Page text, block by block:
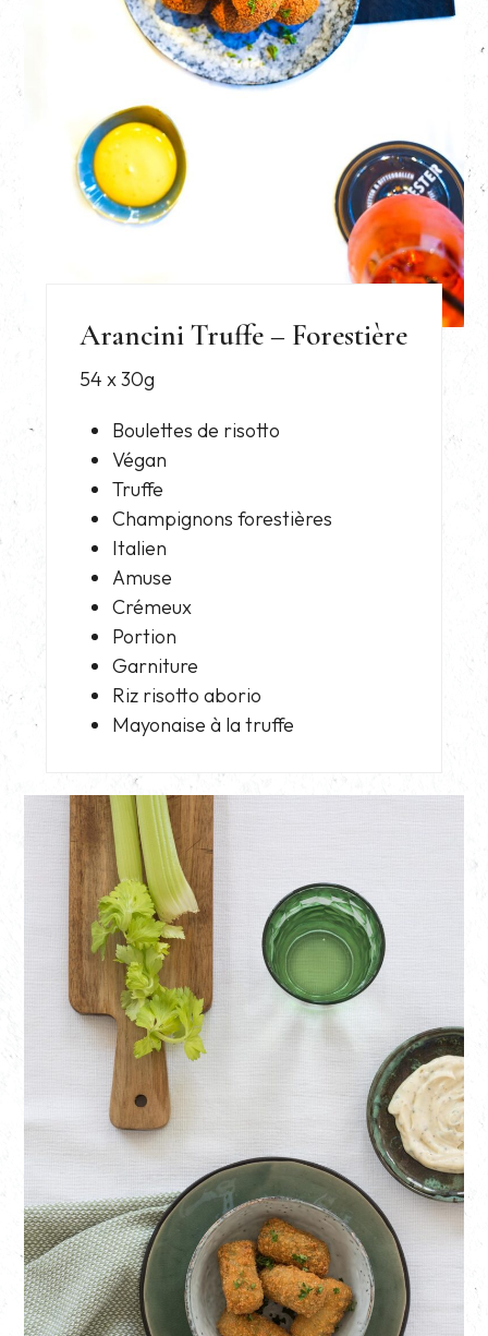
Arancini Truffe – Forestière
54 x 30g
Boulettes de risotto
Végan
Truffe
Champignons forestières
Italien
Amuse
Crémeux
Portion
Garniture
Riz risotto aborio
Mayonaise à la truffe